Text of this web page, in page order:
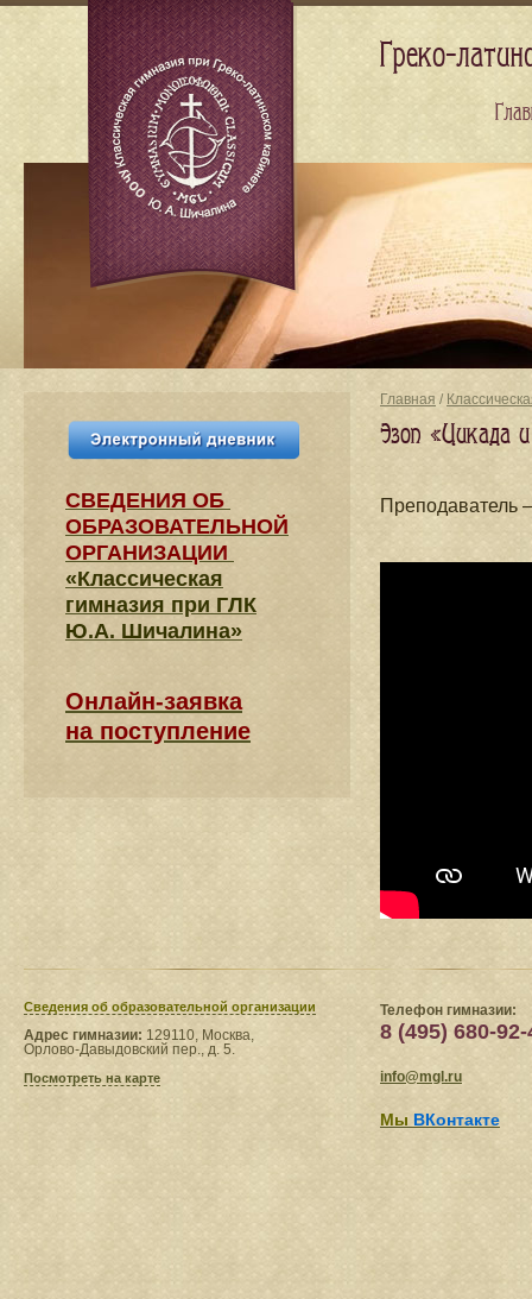
Главная /
Эзоп «Цикада
СВЕДЕНИЯ​ ОБ
ОБРАЗОВАТЕЛЬНОЙ
ОРГАНИЗАЦИИ
«Классическая
гимназия при ГЛК
Ю.А. Шичалина»
Онлайн-заявка
на поступление
Сведения​ об образовательной организации
Адрес гимназии: 129110, Москва,
Орлово-Давыдовский пер., д. 5.
Посмотреть на карте
Телефон гимназии:
8 (495) 680-92-
info@mgl.ru
Мы ВКонтакте
Греко-